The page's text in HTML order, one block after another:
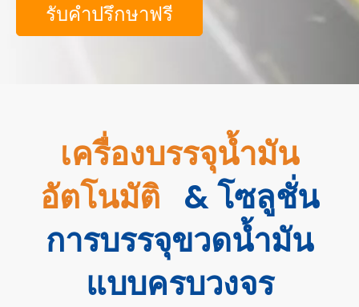
รับคำปรึกษาฟรี
เครื่องบรรจุน้ำมัน
อัตโนมัติ &โซลูชั่น
การบรรจุขวดน้ำมัน
แบบครบวงจร